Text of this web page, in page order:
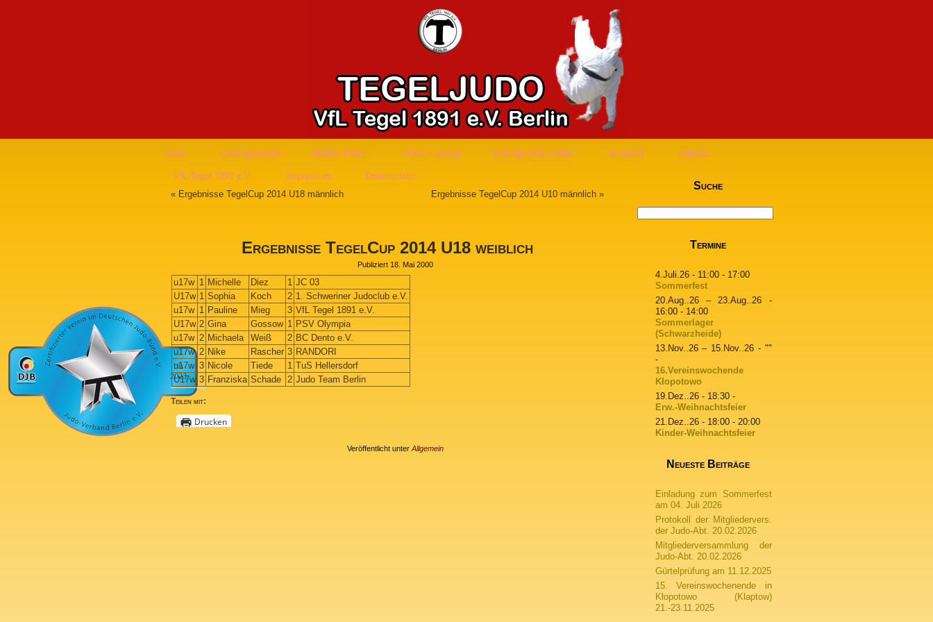
Start Trainingszeiten Matten-Paten Probe-Training Beiträge und Eintritt Vorstand Termine
VfL-Tegel 1891 e.V. Impressum
Datenschutz
« Ergebnisse TegelCup 2014 U18 männlich Ergebnisse TegelCup 2014 U10 männlich»
Ergebnisse TegelCup 2014 U18 weiblich
Publiziert 18. Mai 2000
u17w 1 Michelle Diez 1 JC 03
U17w 1 Sophia Koch 2 1. Schweriner Judoclub e.V.
u17w 1 Pauline Mieg 3 VfL Tegel 1891 e.V.
U17w 2 Gina Gossow 1 PSV Olympia
u17w 2 Michaela Weiß 2 BC Dento e.V.
u17w 2 Nike Rascher 3 RANDORI
u17w 3 Nicole Tiede 1 TuS Hellersdorf
U17w 3 Franziska Schade 2 Judo Team Berlin
Teilen mit:
Drucken
Veröffentlicht unter Allgemein
Suche
Termine
4.Juli.26- 11:00 - 17:00
Sommerfest
20.Aug..26
– 23.Aug..26 -
16:00 - 14:00
Sommerlager
(Schwarzheide)
13.Nov..26 – 15.Nov..26 - ""
-
16.Vereinswochende
Kłopotowo
19.Dez..26- 18:30 -
Erw.-Weihnachtsfeier
21.Dez..26- 18:00 - 20:00
Kinder-Weihnachtsfeier
Neueste Beiträge
Einladung zum Sommerfest
am 04. Juli 2026
Protokoll der Mitgliedervers.
der Judo-Abt. 20.02.2026
Mitgliederversammlung der
Judo-Abt. 20.02.2026
Gürtelprüfung am 11.12.2025
15. Vereinswochenende in
Kłopotowo (Klaptow)
21.-23.11.2025